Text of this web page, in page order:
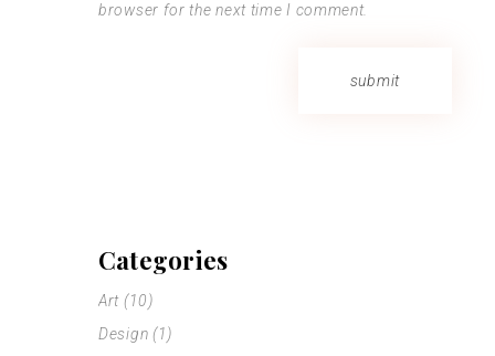
browser for the next time I comment.
submit
Categories
Art (10)
Design (1)